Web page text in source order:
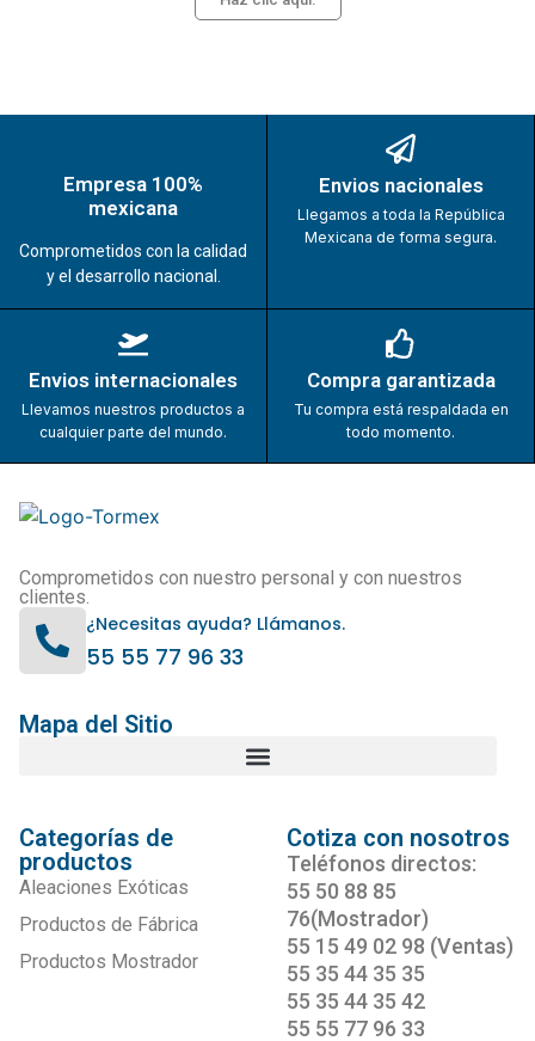
Empresa 100%
mexicana
Comprometidos con la calidad
y el desarrollo nacional.
Envios nacionales
Llegamos a toda la República
Mexicana de forma segura.
Envios internacionales
Llevamos nuestros productos a
cualquier parte del mundo.
Compra garantizada
Tu compra está respaldada en
todo momento.
Comprometidos con nuestro personal y con nuestros
clientes.
¿Necesitas ayuda? Llámanos.
55 55 77 96 33
Mapa del Sitio
Categorías de
productos
Aleaciones Exóticas
Productos de Fábrica
Productos Mostrador
Cotiza con nosotros
Teléfonos directos:
55 50 88 85
76(Mostrador)
55 15 49 02 98 (Ventas)
55 35 44 35 35
55 35 44 35 42
55 55 77 96 33